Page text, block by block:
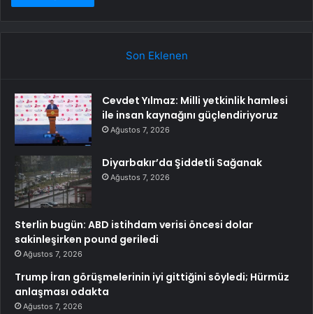
Son Eklenen
Cevdet Yılmaz: Milli yetkinlik hamlesi
ile insan kaynağını güçlendiriyoruz
Ağustos 7, 2026
Diyarbakır’da Şiddetli Sağanak
Ağustos 7, 2026
Sterlin bugün: ABD istihdam verisi öncesi dolar
sakinleşirken pound geriledi
Ağustos 7, 2026
Trump İran görüşmelerinin iyi gittiğini söyledi; Hürmüz
anlaşması odakta
Ağustos 7, 2026